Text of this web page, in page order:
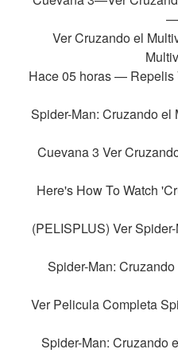
—
Ver Cruzando el
Hace 05 horas — Repelis
Spider-Man: Cruzando
Cuevana 3 Ver
Here's How To Watch
(PELISPLUS) Ver
Spider-Man:
Ver Pelicula Completa
Spider-Man: Cruzando